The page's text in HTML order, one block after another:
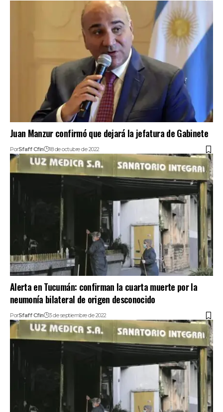
Juan Manzur confirmó que dejará la jefatura de Gabinete
PorSfaff Cfin 18 de octubre de 2022
Alerta en Tucumán: confirman la cuarta muerte por la
neumonía bilateral de origen desconocido
PorSfaff Cfin 3 de septiembre de 2022